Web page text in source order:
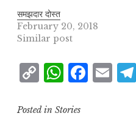
समझदार दोस्त
February 20, 2018
Similar post
C
p
W
at
F
E
Posted in Stories